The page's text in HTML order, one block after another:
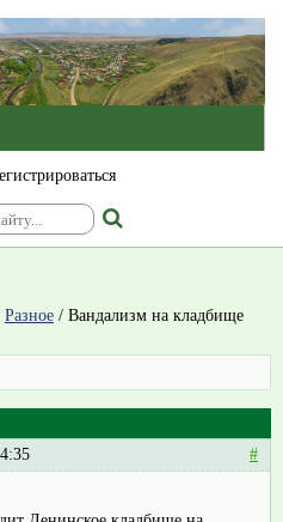
Разное / Вандализм на кладбище
#